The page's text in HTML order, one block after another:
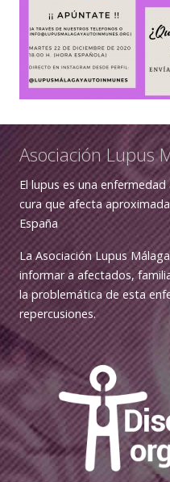
Asociación Lupus
El lupus es una
cura que afecta
España
La Asociación Lupus
informar a afectados,
la problemática de esta
repercusiones.